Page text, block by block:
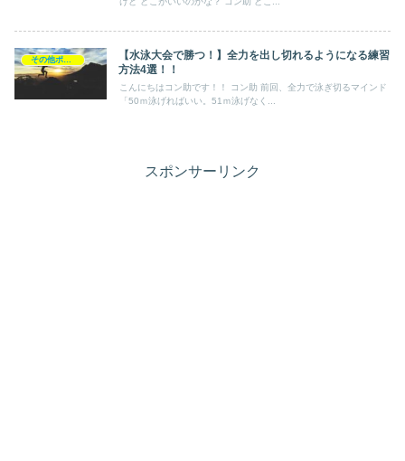
その他ポイント
【水泳大会で勝つ！】全力を出し切れるようになる練習
方法4選！！
こんにちはコン助です！！ コン助 前回、全力で泳ぎ切るマインド
「50ｍ泳げればいい。51ｍ泳げなく...
スポンサーリンク